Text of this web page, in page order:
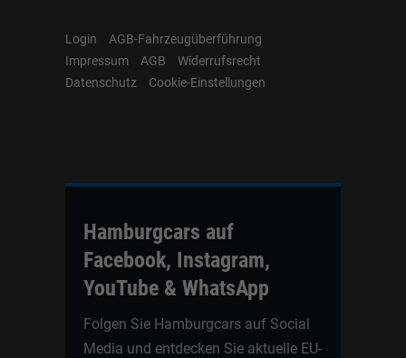
Login
AGB-Fahrzeugüberführung
Impressum
AGB
Widerrufsrecht
Datenschutz
Cookie-Einstellungen
Hamburgcars auf
Facebook, Instagram,
YouTube & WhatsApp
Folgen Sie Hamburgcars auf Social
Media und entdecken Sie aktuelle EU-